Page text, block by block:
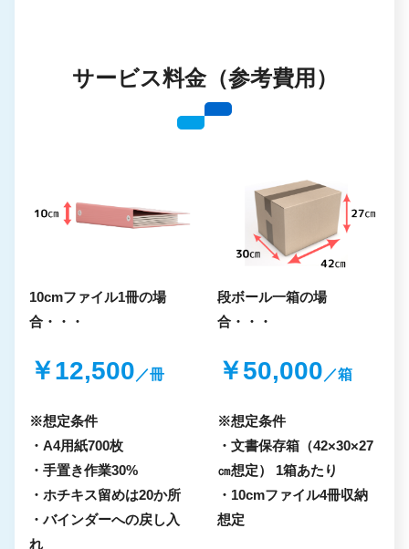
サービス料金（参考費用）
10cmファイル1冊の場
合 ・・・
￥12,500／冊
※想定条件
・A4用紙700枚
・手置き作業30%
・ホチキス留めは20か所
・バインダーへの戻し入
れ
段ボール一箱の場
合 ・・・
￥50,000／箱
※想定条件
・⽂書保存箱（42×30×27
㎝想定） 1箱あたり
・10cmファイル4冊収納
想定